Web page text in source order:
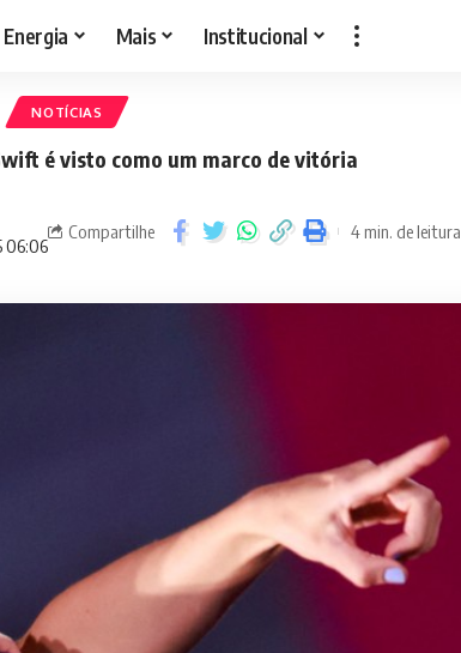
Energia Mais Institucional
NOTÍCIAS
é visto como um marco de vitória
06:06
Compartilhe 4 min. de leitura